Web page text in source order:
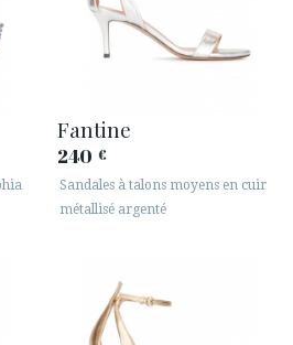
ENGLISH
NORGE / NORWAY
Fantine
240 €
Sandales à talons moyens en cuir
métallisé argenté